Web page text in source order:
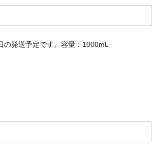
の発送予定です。容量：1000mL